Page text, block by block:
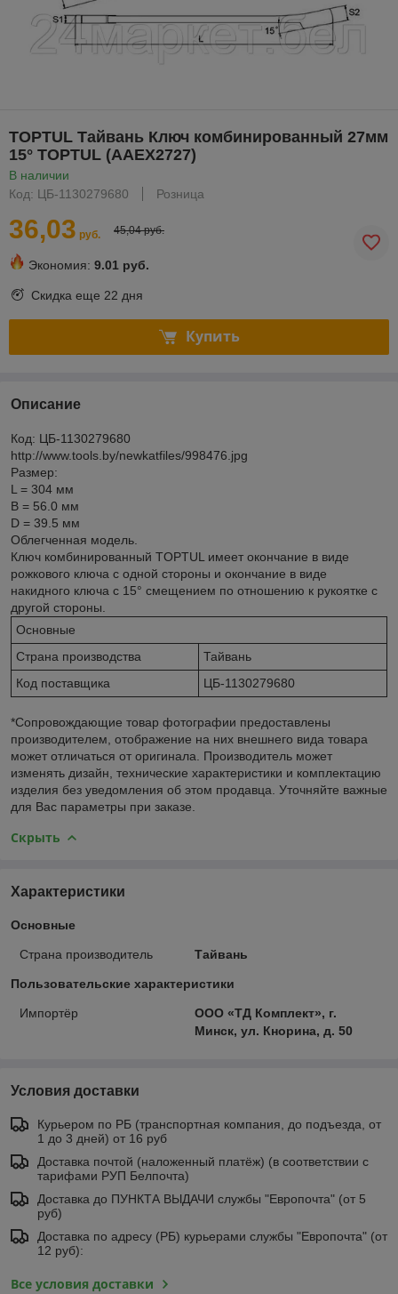
TOPTUL Тайвань Ключ комбинированный 27мм
15° TOPTUL (AAEX2727)
В наличии
Код: ЦБ-1130279680
Розница
36,03 руб. 45,04 руб.
Экономия: 9.01 руб.
Скидка еще 22 дня
Купить
Описание
Код: ЦБ-1130279680
http://www.tools.by/newkatfiles/998476.jpg
Размер:
L = 304 мм
B = 56.0 мм
D = 39.5 мм
Облегченная модель.
Ключ комбинированный TOPTUL имеет окончание в виде
рожкового ключа с одной стороны и окончание в виде
накидного ключа с 15° смещением по отношению к рукоятке с
другой стороны.
Основные
Страна производства
Тайвань
Код поставщика
ЦБ-1130279680
*Сопровождающие товар фотографии предоставлены
производителем, отображение на них внешнего вида товара
может отличаться от оригинала. Производитель может
изменять дизайн, технические характеристики и комплектацию
изделия без уведомления об этом продавца. Уточняйте важные
для Вас параметры при заказе.
Скрыть
Характеристики
Основные
Страна производитель Тайвань
Пользовательские характеристики
Импортёр
ООО «ТД Комплект», г.
Минск, ул. Кнорина, д. 50
Условия доставки
Курьером по РБ (транспортная компания, до подъезда, от
1 до 3 дней) от 16 руб
Доставка почтой (наложенный платёж) (в соответствии с
тарифами РУП Белпочта)
Доставка до ПУНКТА ВЫДАЧИ службы "Европочта" (от 5
руб)
Доставка по адресу (РБ) курьерами службы "Европочта" (от
12 руб):
Все условия доставки